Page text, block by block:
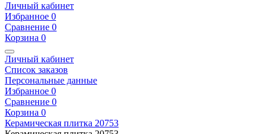
Личный кабинет
Избранное 0
Сравнение 0
Корзина 0
Личный кабинет
Список заказов
Персональные данные
Избранное 0
Сравнение 0
Корзина 0
Керамическая плитка 20753